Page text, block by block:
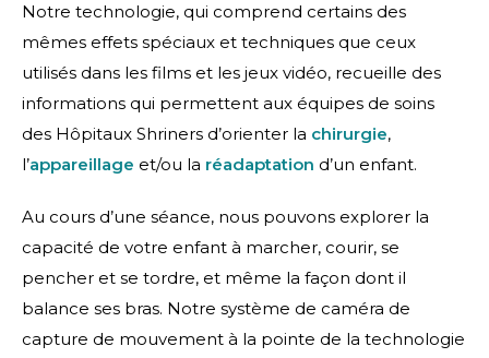
Notre technologie, qui comprend certains des
mêmes effets spéciaux et techniques que ceux
utilisés dans les films et les jeux vidéo, recueille des
informations qui permettent aux équipes de soins
des Hôpitaux Shriners d’orienter la chirurgie,
l’appareillage et/ou la réadaptation d’un enfant.
Au cours d’une séance, nous pouvons explorer la
capacité de votre enfant à marcher, courir, se
pencher et se tordre, et même la façon dont il
balance ses bras. Notre système de caméra de
capture de mouvement à la pointe de la technologie